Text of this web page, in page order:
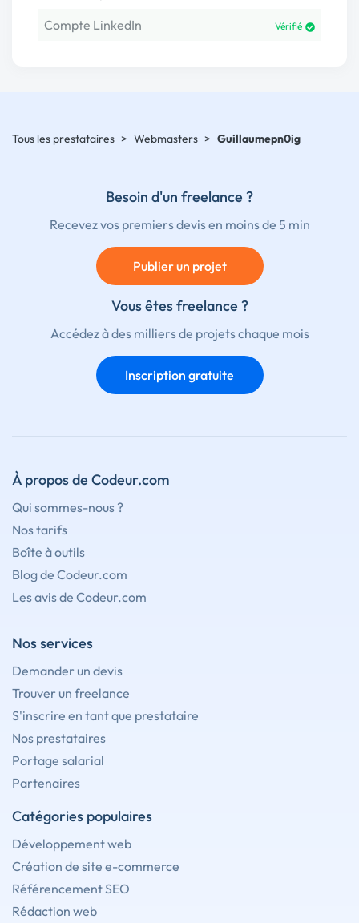
Compte LinkedIn Vérifié
Tous les prestataires > Webmasters > Guillaumepn0ig
Besoin d'un freelance ?
Recevez vos premiers devis en moins de 5 min
Publier un projet
Vous êtes freelance ?
Accédez à des milliers de projets chaque mois
Inscription gratuite
À propos de Codeur.com
Qui sommes-nous ?
Nos tarifs
Boîte à outils
Blog de Codeur.com
Les avis de Codeur.com
Nos services
Demander un devis
Trouver un freelance
S'inscrire en tant que prestataire
Nos prestataires
Portage salarial
Partenaires
Catégories populaires
Développement web
Création de site e-commerce
Référencement SEO
Rédaction web